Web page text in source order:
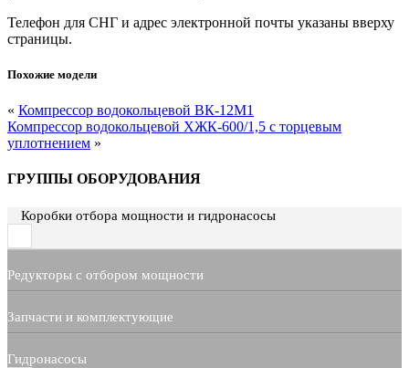
Телефон для СНГ и адрес электронной почты указаны вверху
страницы.
Похожие модели
« Компрессор водокольцевой ВК-12М1
Компрессор водокольцевой ХЖК-600/1,5 с торцевым
уплотнением »
ГРУППЫ ОБОРУДОВАНИЯ
Коробки отбора мощности и гидронасосы
Редукторы с отбором мощности
Запчасти и комплектующие
Гидронасосы